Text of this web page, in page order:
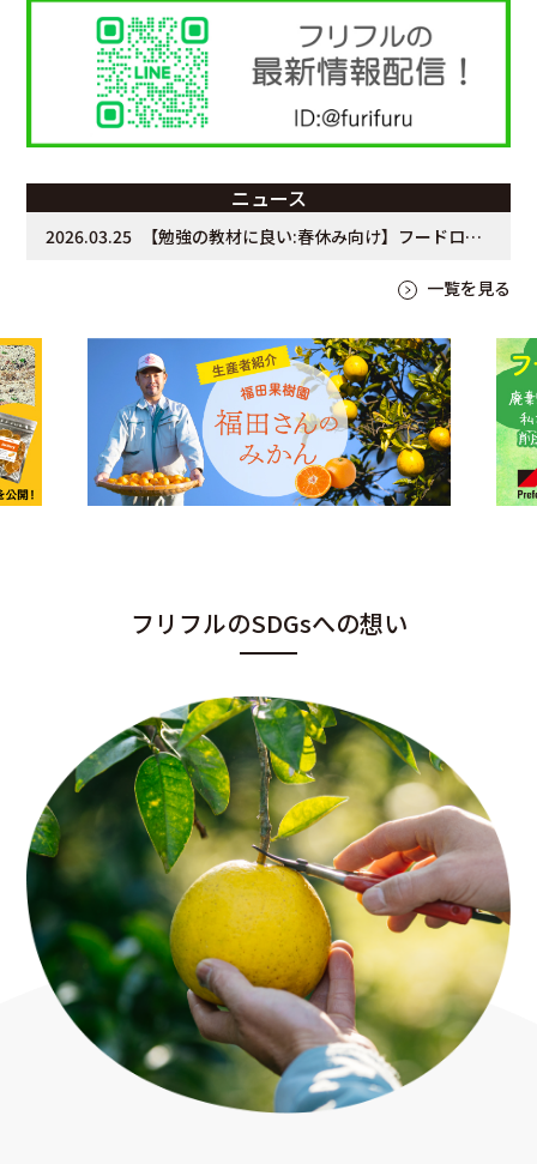
ニュース
2026.03.25 【勉強の教材に良い:春休み向け】フードロスチャレンジプロジェクトって知ってる？
一覧を見る
フリフルのSDGsへの想い